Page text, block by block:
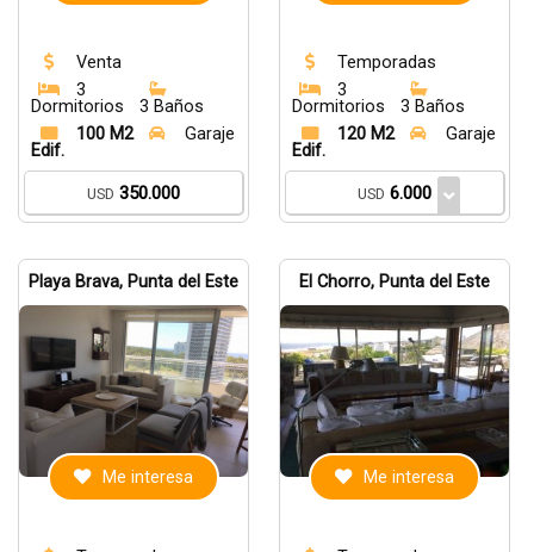
Venta
3
Dormitorios
3 Baños
100 M2
Edif.
Garaje
USD 350.000
Temporadas
3
Dormitorios
3 Baños
120 M2
Edif.
Garaje
USD 6.000
Playa Brava, Punta del Este
Me interesa
El Chorro, Punta del Este
Me interesa